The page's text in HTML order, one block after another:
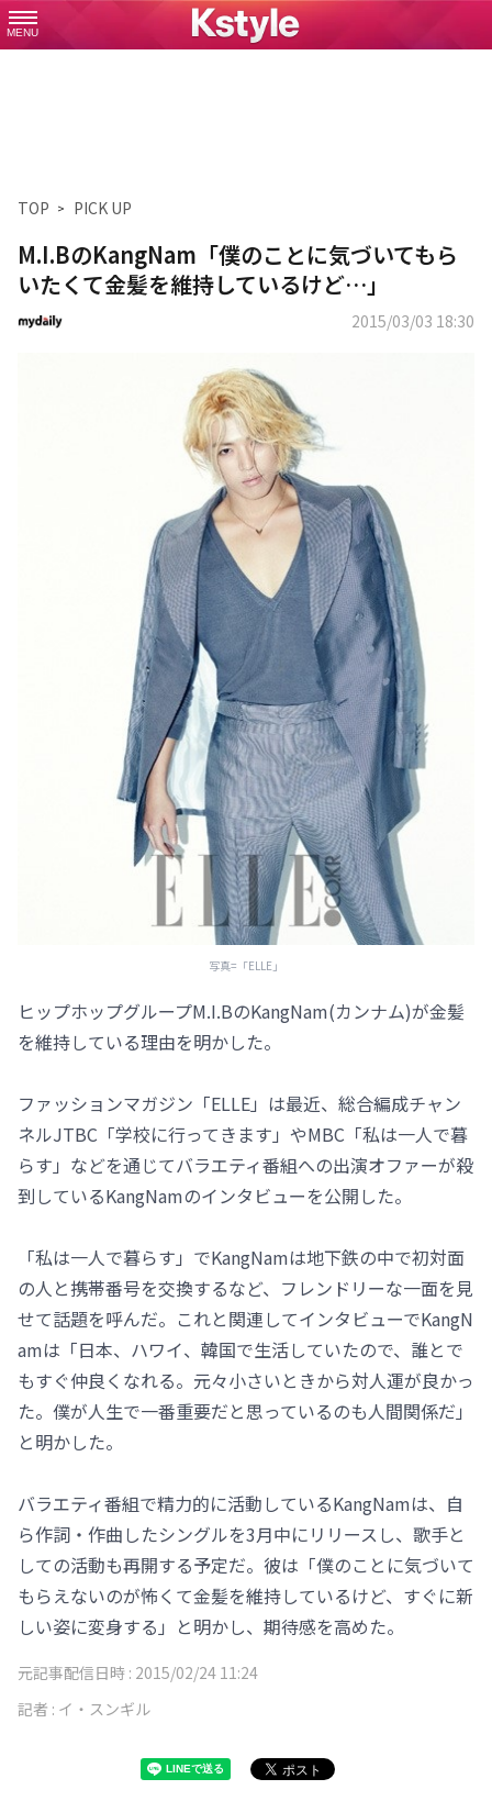
MENU
TOP PICK UP
M.I.BのKangNam「僕のことに気づいてもら
いたくて金髪を維持しているけど…」
2015/03/03 18:30
写真=「ELLE」
ヒップホップグループM.I.BのKangNam(カンナム)が金髪
を維持している理由を明かした。
ファッションマガジン「ELLE」は最近、総合編成チャン
ネルJTBC「学校に行ってきます」やMBC「私は一人で暮
らす」などを通じてバラエティ番組への出演オファーが殺
到しているKangNamのインタビューを公開した。
「私は一人で暮らす」でKangNamは地下鉄の中で初対面
の人と携帯番号を交換するなど、フレンドリーな一面を見
せて話題を呼んだ。これと関連してインタビューでKangN
amは「日本、ハワイ、韓国で生活していたので、誰とで
もすぐ仲良くなれる。元々小さいときから対人運が良かっ
た。僕が人生で一番重要だと思っているのも人間関係だ」
と明かした。
バラエティ番組で精力的に活動しているKangNamは、自
ら作詞・作曲したシングルを3月中にリリースし、歌手と
しての活動も再開する予定だ。彼は「僕のことに気づいて
もらえないのが怖くて金髪を維持しているけど、すぐに新
しい姿に変身する」と明かし、期待感を高めた。
元記事配信日時 : 2015/02/24 11:24
記者 : イ・スンギル